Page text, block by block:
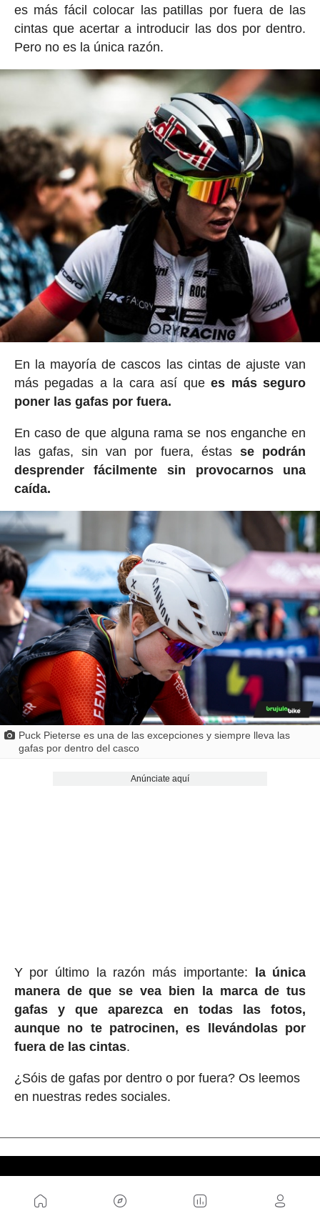
es más fácil colocar las patillas por fuera de las
cintas que acertar a introducir las dos por dentro.
Pero no es la única razón.
En la mayoría de cascos las cintas de ajuste van
más pegadas a la cara así quees más seguro
poner las gafas por fuera.
En caso de que alguna rama se nos enganche en
las gafas, sin van por fuera, éstasse podrán
desprender fácilmente sin provocarnos una
caída.
Puck Pieterse es una de las excepciones y siempre lleva las
gafas por dentro del casco
Anúnciate aquí
Y por último la razón más importante: la única
manera de que se vea bien la marca de tus
gafas y que aparezca en todas las fotos,
aunque no te patrocinen, es llevándolas por
fuera de las cintas.
¿Sóis de gafas por dentro o por fuera? Os leemos
en nuestras redes sociales.